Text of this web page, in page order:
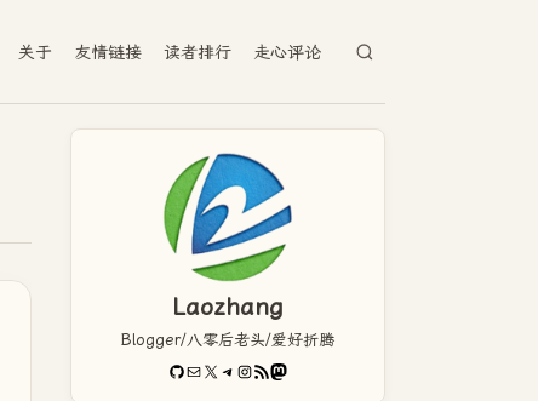
关于 友情链接 读者排行 走心评论
Laozhang
Blogger/八零后老头/爱好折腾
GitHub
电子邮件X Telegram
Instagram
RSS FeedMastodon